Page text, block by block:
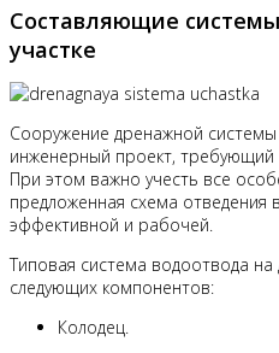
Составляющие
участке
Сооружение дренажной системы
инженерный проект, требующий
При этом важно учесть все
предложенная схема
эффективной и рабочей.
Типовая система водоотвода на
следующих компонентов:
Колодец.